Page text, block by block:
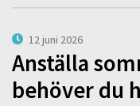
12 juni 2026
Anställa
behöver du